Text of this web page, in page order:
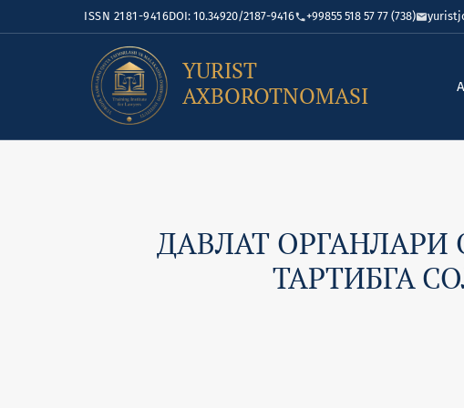
ISSN 2181-9416DOI: 10.34920/2187-9416 +99855 518 57 77 (738)
YURIST
AXBOROTNOMASI
ДАВЛАТ
ТАРТИБГА